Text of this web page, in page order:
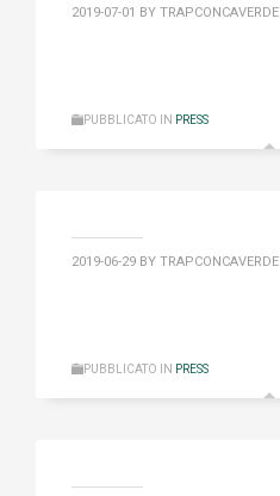
2019-07-01 BY TRAPCONCAVERDE
PUBBLICATO IN PRESS
2019-06-29 BY TRAPCONCAVERDE
PUBBLICATO IN PRESS